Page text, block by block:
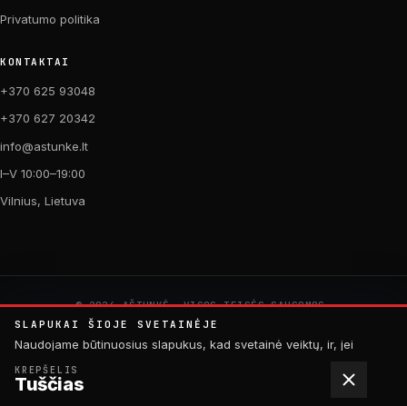
Privatumo politika
KONTAKTAI
+370 625 93048
+370 627 20342
info@astunke.lt
I–V 10:00–19:00
Vilnius, Lietuva
© 2026 AŠTUNKĖ. VISOS TEISĖS SAUGOMOS.
PAGAMINTA SU MEILE DVIRAČIAMS. 🚴
by Digital Acid Studio
KREPŠELIS
Tuščias
SLAPUKAI ŠIOJE SVETAINĖJE
Naudojame būtinuosius slapukus, kad svetainė veiktų, ir, jei
sutiksite, analitinius slapukus, padedančius tobulinti turinį.
Daugiau informacijos rasite